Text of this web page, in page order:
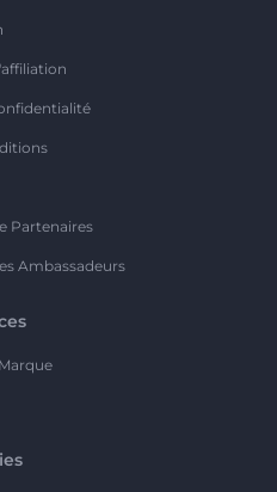
Partenaires
Ambassadeurs